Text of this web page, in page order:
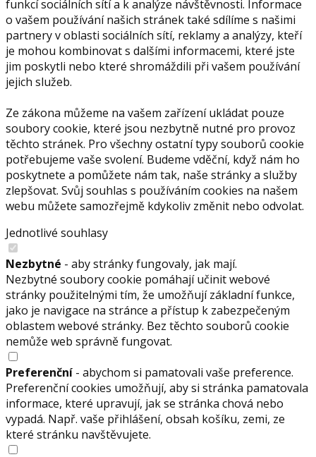
funkcí sociálních sítí a k analýze návštěvnosti. Informace
o vašem používání našich stránek také sdílíme s našimi
partnery v oblasti sociálních sítí, reklamy a analýzy, kteří
je mohou kombinovat s dalšími informacemi, které jste
jim poskytli nebo které shromáždili při vašem používání
jejich služeb.
Ze zákona můžeme na vašem zařízení ukládat pouze
soubory cookie, které jsou nezbytně nutné pro provoz
těchto stránek. Pro všechny ostatní typy souborů cookie
potřebujeme vaše svolení. Budeme vděční, když nám ho
poskytnete a pomůžete nám tak, naše stránky a služby
zlepšovat. Svůj souhlas s používáním cookies na našem
webu můžete samozřejmě kdykoliv změnit nebo odvolat.
Jednotlivé souhlasy
Nezbytné - aby stránky fungovaly, jak mají.
Nezbytné soubory cookie pomáhají učinit webové
stránky použitelnými tím, že umožňují základní funkce,
jako je navigace na stránce a přístup k zabezpečeným
oblastem webové stránky. Bez těchto souborů cookie
nemůže web správně fungovat.
Preferenční - abychom si pamatovali vaše preference.
Preferenční cookies umožňují, aby si stránka pamatovala
informace, které upravují, jak se stránka chová nebo
vypadá. Např. vaše přihlášení, obsah košíku, zemi, ze
které stránku navštěvujete.